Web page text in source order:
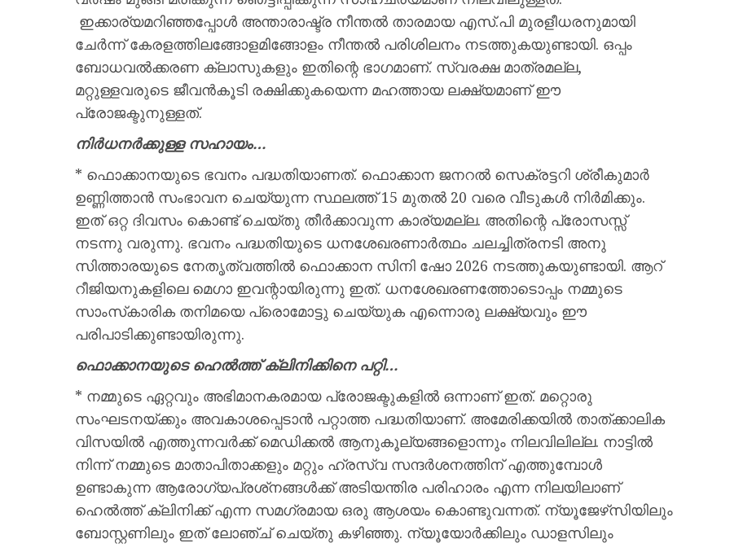
ഇക്കാര്യമറിഞ്ഞപ്പോള്‍ അന്താരാഷ്ട്ര നീന്തല്‍ താരമായ എസ്.പി മുരളീധരനുമായി
ചേര്‍ന്ന് കേരളത്തിലങ്ങോളമിങ്ങോളം നീന്തല്‍ പരിശിലനം നടത്തുകയുണ്ടായി. ഒപ്പം
ബോധവല്‍ക്കരണ ക്ലാസുകളും ഇതിന്റെ ഭാഗമാണ്. സ്വരക്ഷ മാത്രമല്ല,
മറ്റുള്ളവരുടെ ജീവന്‍കൂടി രക്ഷിക്കുകയെന്ന മഹത്തായ ലക്ഷ്യമാണ് ഈ
പ്രോജക്ടുനുള്ളത്.
നിര്‍ധനര്‍ക്കുള്ള സഹായം…
* ഫൊക്കാനയുടെ ഭവനം പദ്ധതിയാണത്. ഫൊക്കാന ജനറല്‍ സെക്രട്ടറി ശ്രീകുമാര്‍
ഉണ്ണിത്താന്‍ സംഭാവന ചെയ്യുന്ന സ്ഥലത്ത് 15 മുതല്‍ 20 വരെ വീടുകള്‍ നിര്‍മിക്കും.
ഇത് ഒറ്റ ദിവസം കൊണ്ട് ചെയ്തു തീര്‍ക്കാവുന്ന കാര്യമല്ല. അതിന്റെ പ്രോസസ്സ്
നടന്നു വരുന്നു. ഭവനം പദ്ധതിയുടെ ധനശേഖരണാര്‍ത്ഥം ചലച്ചിത്രനടി അനു
സിത്താരയുടെ നേതൃത്വത്തില്‍ ഫൊക്കാന സിനി ഷോ 2026 നടത്തുകയുണ്ടായി. ആറ്
റീജിയനുകളിലെ മെഗാ ഇവന്റായിരുന്നു ഇത്. ധനശേഖരണത്തോടൊപ്പം നമ്മുടെ
സാംസ്‌കാരിക തനിമയെ പ്രൊമോട്ടു ചെയ്യുക എന്നൊരു ലക്ഷ്യവും ഈ
പരിപാടിക്കുണ്ടായിരുന്നു.
ഫൊക്കാനയുടെ ഹെല്‍ത്ത് ക്ലിനിക്കിനെ പറ്റി…
* നമ്മുടെ ഏറ്റവും അഭിമാനകരമായ പ്രോജക്ടുകളില്‍ ഒന്നാണ് ഇത്. മറ്റൊരു
സംഘടനയ്ക്കും അവകാശപ്പെടാന്‍ പറ്റാത്ത പദ്ധതിയാണ്. അമേരിക്കയില്‍ താത്ക്കാലിക
വിസയില്‍ എത്തുന്നവര്‍ക്ക് മെഡിക്കല്‍ ആനുകൂല്യങ്ങളൊന്നും നിലവിലില്ല. നാട്ടില്‍
നിന്ന് നമ്മുടെ മാതാപിതാക്കളും മറ്റും ഹ്രസ്വ സന്ദര്‍ശനത്തിന് എത്തുമ്പോള്‍
ഉണ്ടാകുന്ന ആരോഗ്യപ്രശ്‌നങ്ങള്‍ക്ക് അടിയന്തിര പരിഹാരം എന്ന നിലയിലാണ്
ഹെല്‍ത്ത് ക്ലിനിക്ക് എന്ന സമഗ്രമായ ഒരു ആശയം കൊണ്ടുവന്നത്. ന്യൂജേഴ്‌സിയിലും
ബോസ്റ്റണിലും ഇത് ലോഞ്ച് ചെയ്തു കഴിഞ്ഞു. ന്യൂയോര്‍ക്കിലും ഡാളസിലും